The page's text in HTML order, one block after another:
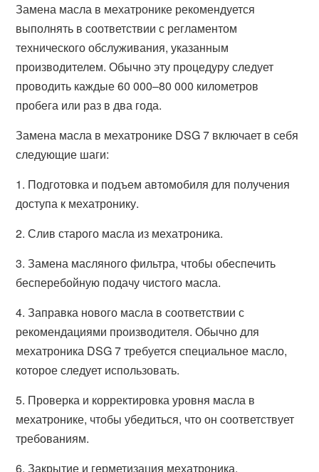
Замена масла в мехатронике рекомендуется
выполнять в соответствии с регламентом
технического обслуживания, указанным
производителем. Обычно эту процедуру следует
проводить каждые 60 000–80 000 километров
пробега или раз в два года.
Замена масла в мехатронике DSG 7 включает в себя
следующие шаги:
1. Подготовка и подъем автомобиля для получения
доступа к мехатронику.
2. Слив старого масла из мехатроника.
3. Замена масляного фильтра, чтобы обеспечить
бесперебойную подачу чистого масла.
4. Заправка нового масла в соответствии с
рекомендациями производителя. Обычно для
мехатроника DSG 7 требуется специальное масло,
которое следует использовать.
5. Проверка и корректировка уровня масла в
мехатронике, чтобы убедиться, что он соответствует
требованиям.
6. Закрытие и герметизация мехатроника.